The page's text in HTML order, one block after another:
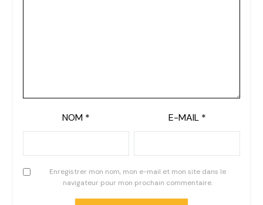
NOM * E-MAIL *
Enregistrer mon nom, mon e-mail et mon site dans le
navigateur pour mon prochain commentaire.